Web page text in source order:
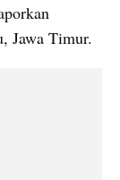
Jawa Timur.